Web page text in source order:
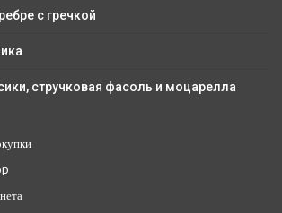
с гречкой
стручковая фасоль и моцарелла